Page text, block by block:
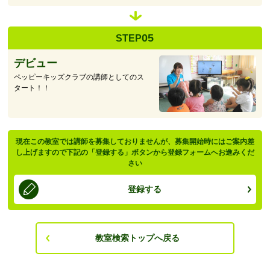
STEP05
デビュー
ペッピーキッズクラブの講師としてのス
タート！！
現在この教室では講師を募集しておりませんが、募集開始時にはご案内差
し上げますので下記の「登録する」ボタンから登録フォームへお進みくだ
さい
登録する
教室検索トップへ戻る